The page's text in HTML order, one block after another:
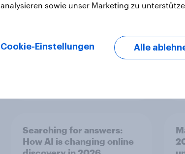
Searching for answers:
How AI is changing online
analysieren sowie unser Marketing zu
Cookie-Einstellungen Alle